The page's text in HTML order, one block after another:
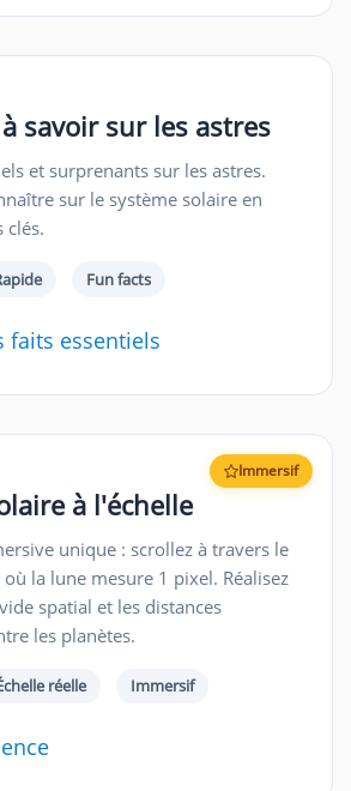
savoir sur les astres
et surprenants sur les astres.
sur le système solaire en
clés.
Fun facts
faits essentiels
Immersif
à l'échelle
unique : scrollez à travers le
la lune mesure 1 pixel. Réalisez
spatial et les distances
les planètes.
réelle Immersif